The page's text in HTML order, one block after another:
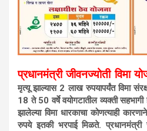
प्रधानमंत्री जीवनज्योती विमा
मृत्यू झाल्यास 2 लाख रुपयापर्यंत विमा
18 ते 50 वर्षे वयोगटातील व्यक्ती
झालेल्या विमा धारकाचा कोणत्याही
रुपये इतकी भरपाई मिळते. प्रधानमंत्री